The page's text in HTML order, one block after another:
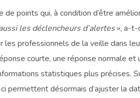
points qui, à condition d’être
les déclencheurs d’alertes», a-t-
professionnels de la veille dans
courte, une réponse normale et
statistiques plus précises.
désormais d’ajuster la